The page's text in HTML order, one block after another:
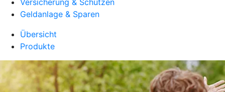
Versicherung & Schützen
Geldanlage & Sparen
Übersicht
Produkte